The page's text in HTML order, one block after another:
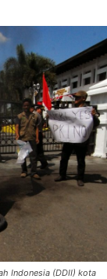
Indonesia (DDII) kota